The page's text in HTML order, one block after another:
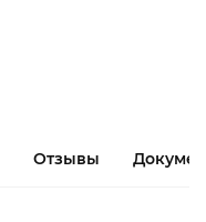
Отзывы